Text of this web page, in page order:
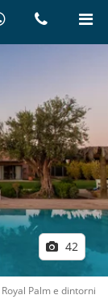
42
Royal Palm e dintorni